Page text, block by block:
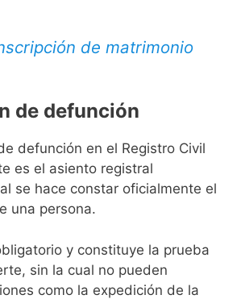
de matrimonio
de defunción
defunción en el Registro Civil
es el asiento registral
se hace constar oficialmente el
una persona.
y constituye la prueba
sin la cual no pueden
como la expedición de la